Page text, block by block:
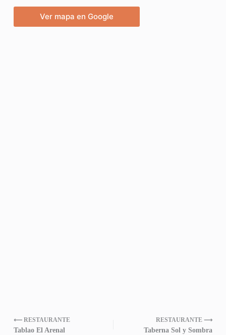
Ver mapa en Google
⟵ RESTAURANTE
Tablao El Arenal
RESTAURANTE ⟶
Taberna Sol y Sombra